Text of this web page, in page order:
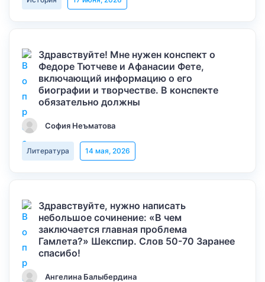
Здравствуйте! Мне нужен конспект о
Федоре Тютчеве и Афанасии Фете,
включающий информацию о его
биографии и творчестве. В конспекте
обязательно должны
София Неъматова
Литература 14 мая, 2026
Здравствуйте, нужно написать
небольшое сочинение: «В чем
заключается главная проблема
Гамлета?» Шекспир. Слов 50-70 Заранее
спасибо!
Ангелина Балыбердина